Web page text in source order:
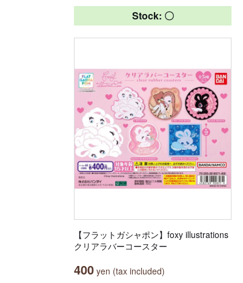
Stock: 〇
【フラットガシャポン】foxy illustrations
クリアラバーコースター
400 yen (tax included)